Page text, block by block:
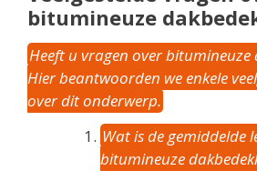
bitumineuze
Heeft u vragen over bitumineuze
Hier beantwoorden we enkele
over dit onderwerp.
Wat is de gemiddelde
bitumineuze